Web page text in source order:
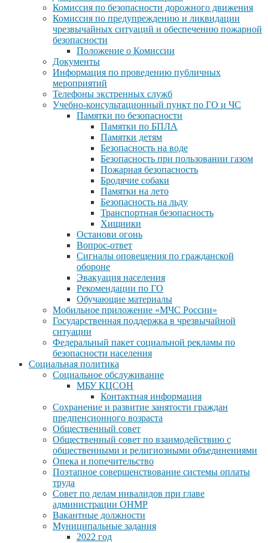
Комиссия по безопасности дорожного движения
Комиссия по предупреждению и ликвидации
чрезвычайных ситуаций и обеспечению пожарной
безопасности
Положение о Комиссии
Документы
Информация по проведению публичных
мероприятий
Телефоны экстренных служб
Учебно-консультационный пункт по ГО и ЧС
Памятки по безопасности
Памятки по БПЛА
Памятки детям
Безопасность на воде
Безопасность при пользовании газом
Пожарная безопасность
Бродячие собаки
Памятки на лето
Безопасность на льду
Транспортная безопасность
Хищники
Останови огонь
Вопрос-ответ
Сигналы оповещения по гражданской
обороне
Эвакуация населения
Рекомендации по ГО
Обучающие материалы
Мобильное приложение «МЧС России»
Государственная поддержка в чрезвычайной
ситуации
Федеральный пакет социальной рекламы по
безопасности населения
Социальная политика
Социальное обслуживание
МБУ КЦСОН
Контактная информация
Сохранение и развитие занятости граждан
предпенсионного возраста
Общественный совет
Общественный совет по взаимодействию с
общественными и религиозными объединениями
Опека и попечительство
Поэтапное совершенствование системы оплаты
труда
Совет по делам инвалидов при главе
администрации ОНМР
Вакантные должности
Муниципальные задания
2022 год